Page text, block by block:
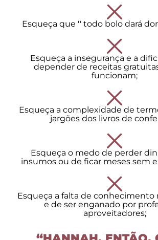
Esqueça que '' todo bolo dará
Esqueça a insegurança e a
depender de receitas
funcionam;
Esqueça a complexidade de
jargões dos livros de
Esqueça o medo de perder
insumos ou de ficar meses sem
Esqueça a falta de conhecimento
e de ser enganado por
aproveitadores;